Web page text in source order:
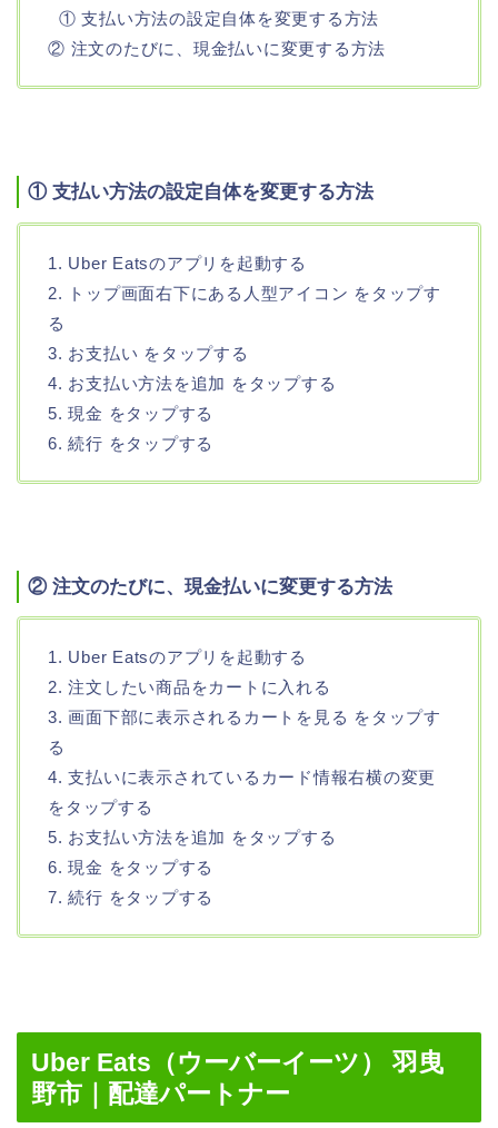
① 支払い方法の設定自体を変更する方法
② 注文のたびに、現金払いに変更する方法
① 支払い方法の設定自体を変更する方法
1. Uber Eatsのアプリを起動する
2. トップ画面右下にある人型アイコン をタップす
る
3. お支払い をタップする
4. お支払い方法を追加 をタップする
5. 現金 をタップする
6. 続行 をタップする
② 注文のたびに、現金払いに変更する方法
1. Uber Eatsのアプリを起動する
2. 注文したい商品をカートに入れる
3. 画面下部に表示されるカートを見る をタップす
る
4. 支払いに表示されているカード情報右横の変更
をタップする
5. お支払い方法を追加 をタップする
6. 現金 をタップする
7. 続行 をタップする
Uber Eats（ウーバーイーツ） 羽曳
野市｜配達パートナー